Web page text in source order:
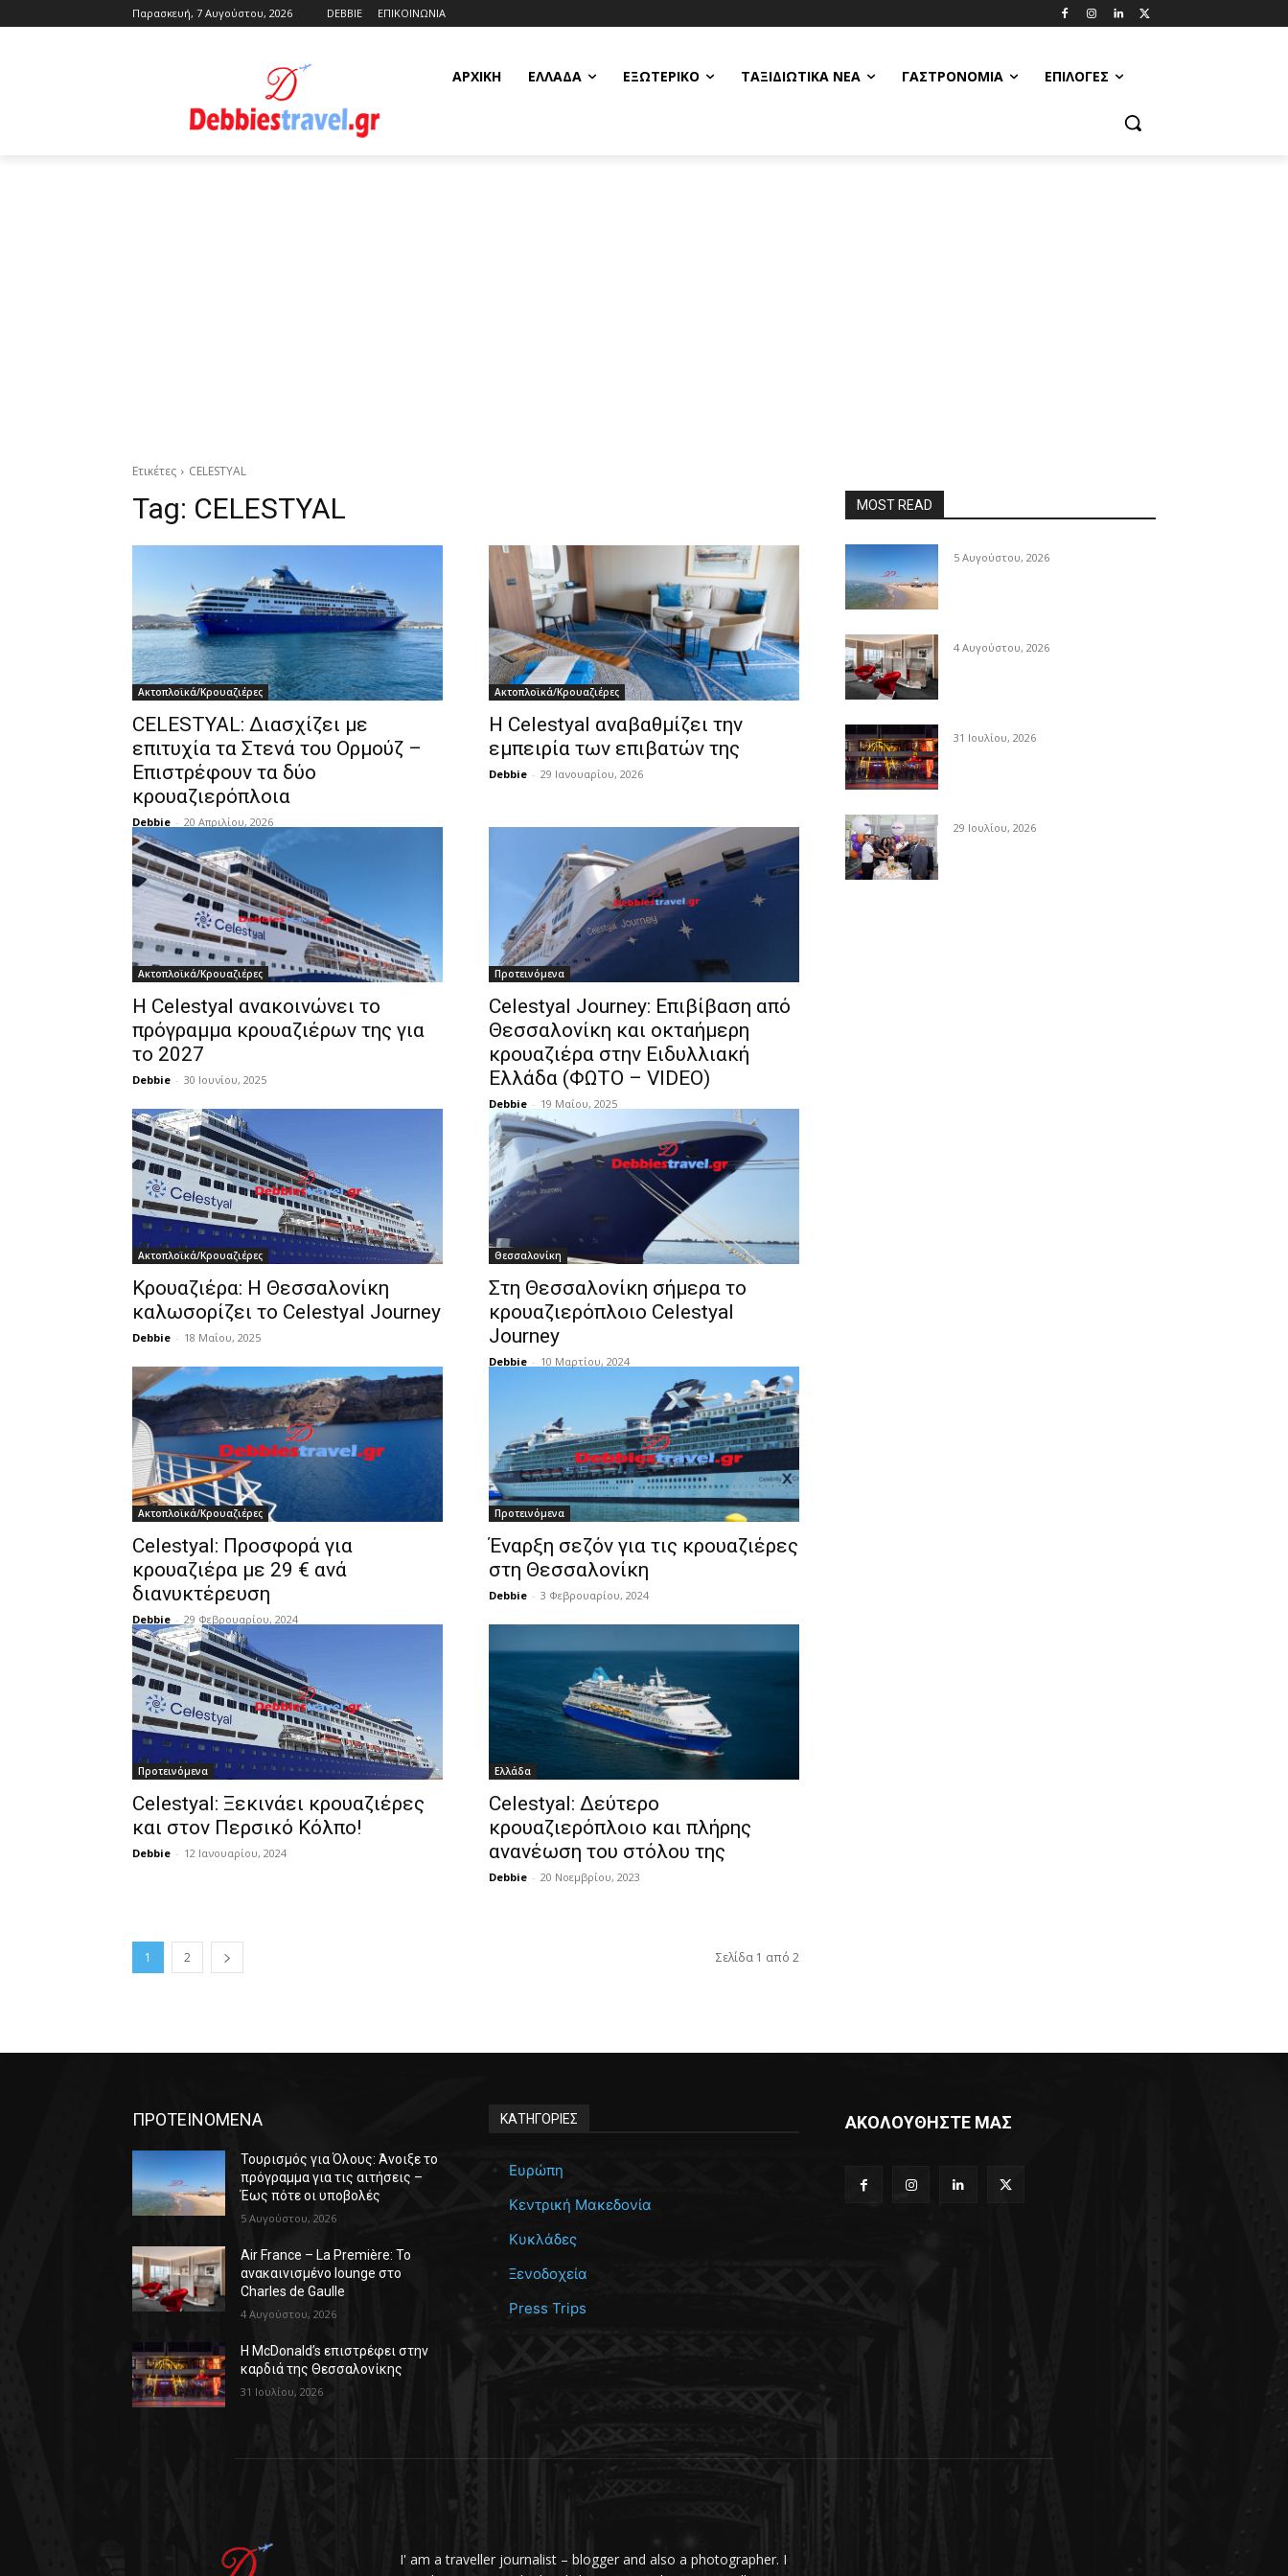
Παρασκευή, 7 Αυγούστου, 2026 DEBBIE ΕΠΙΚΟΙΝΩΝΙΑ
ΑΡΧΙΚΗ ΕΛΛΆΔΑ ΕΞΩΤΕΡΙΚΌ ΤΑΞΙΔΙΩΤΙΚΆ ΝΈΑ ΓΑΣΤΡΟΝΟΜΊΑ ΕΠΙΛΟΓΈΣ
Ετικέτες CELESTYAL
Tag: CELESTYAL
Ακτοπλοϊκά/Κρουαζιέρες
CELESTYAL: Διασχίζει με
επιτυχία τα Στενά του Ορμούζ –
Επιστρέφουν τα δύο
κρουαζιερόπλοια
Debbie - 20 Απριλίου, 2026
Ακτοπλοϊκά/Κρουαζιέρες
Η Celestyal αναβαθμίζει την
εμπειρία των επιβατών της
Debbie - 29 Ιανουαρίου, 2026
Ακτοπλοϊκά/Κρουαζιέρες
Η Celestyal ανακοινώνει το
πρόγραμμα κρουαζιέρων της για
το 2027
Debbie - 30 Ιουνίου, 2025
Προτεινόμενα
Celestyal Journey: Επιβίβαση από
Θεσσαλονίκη και οκταήμερη
κρουαζιέρα στην Ειδυλλιακή
Ελλάδα (ΦΩΤΟ – VIDEO)
Debbie - 19 Μαΐου, 2025
Ακτοπλοϊκά/Κρουαζιέρες
Κρουαζιέρα: Η Θεσσαλονίκη
καλωσορίζει το Celestyal Journey
Debbie - 18 Μαΐου, 2025
Θεσσαλονίκη
Στη Θεσσαλονίκη σήμερα το
κρουαζιερόπλοιο Celestyal
Journey
Debbie - 10 Μαρτίου, 2024
Ακτοπλοϊκά/Κρουαζιέρες
Celestyal: Προσφορά για
κρουαζιέρα με 29 € ανά
διανυκτέρευση
Debbie - 29 Φεβρουαρίου, 2024
Προτεινόμενα
Έναρξη σεζόν για τις κρουαζιέρες
στη Θεσσαλονίκη
Debbie - 3 Φεβρουαρίου, 2024
Προτεινόμενα
Celestyal: Ξεκινάει κρουαζιέρες
και στον Περσικό Κόλπο!
Debbie - 12 Ιανουαρίου, 2024
Ελλάδα
Celestyal: Δεύτερο
κρουαζιερόπλοιο και πλήρης
ανανέωση του στόλου της
Debbie - 20 Νοεμβρίου, 2023
1 2 Σελίδα 1 από 2
MOST READ
5 Αυγούστου, 2026
4 Αυγούστου, 2026
31 Ιουλίου, 2026
29 Ιουλίου, 2026
ΠΡΟΤΕΙΝΟΜΕΝΑ
Τουρισμός για Όλους: Άνοιξε το
πρόγραμμα για τις αιτήσεις –
Έως πότε οι υποβολές
5 Αυγούστου, 2026
Air France – La Première: Το
ανακαινισμένο lounge στο
Charles de Gaulle
4 Αυγούστου, 2026
Η McDonald’s επιστρέφει στην
καρδιά της Θεσσαλονίκης
31 Ιουλίου, 2026
ΚΑΤΗΓΟΡΙΕΣ
Ευρώπη
Κεντρική Μακεδονία
Κυκλάδες
Ξενοδοχεία
Press Trips
ΑΚΟΛΟΥΘΗΣΤΕ ΜΑΣ
I' am a traveller journalist – blogger and also a photographer. I